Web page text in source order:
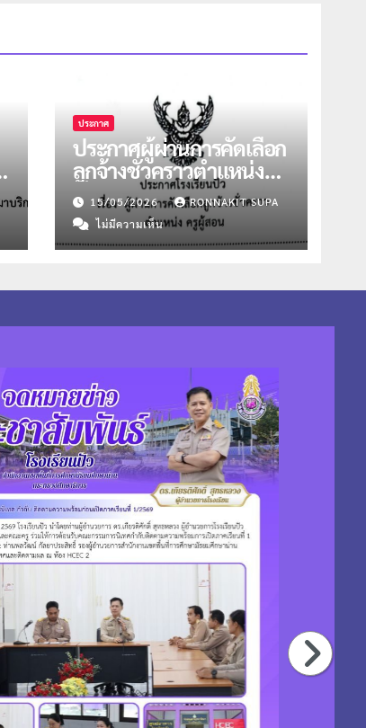
ประกาศ
ประกาศผู้ผ่านการคัดเลือก
ลูกจ้างชั่วคราวตำแหน่งครู
ผู้สอน วิชาคณิตฯ และ
แนะแนว
15/05/2026
RONNAKIT SUPA
ไม่มีความเห็น